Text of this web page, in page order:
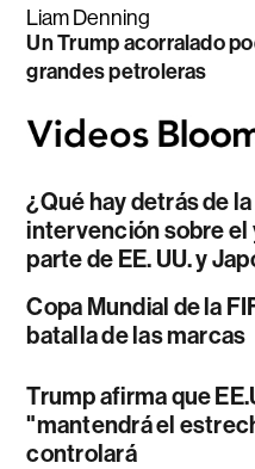
Liam Denning
Un Trump acorralado
grandes petroleras
¿Qué hay detrás de
intervención sobre el
parte de EE. UU. y
Copa Mundial de la
batalla de las marcas
Trump afirma que
"mantendrá el
controlará